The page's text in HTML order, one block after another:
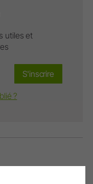
utiles et
S'inscrire
?